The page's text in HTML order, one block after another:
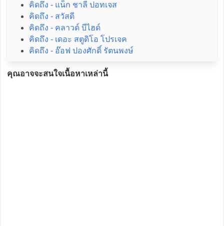
คิดถึง - แน็ก ชาลี ปอทเจส
คิดถึง - สวัสดี
คิดถึง - คลาวด์ บีไฮด์
คิดถึง - เดอะ สตูดิโอ โปรเจค
คิดถึง - อ๊อฟ ปองศักดิ์ รัตนพงษ์
คุณอาจจะสนใจเนื้อหาเหล่านี้